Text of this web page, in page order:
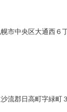
市中央区大通西
流郡日高町字緑